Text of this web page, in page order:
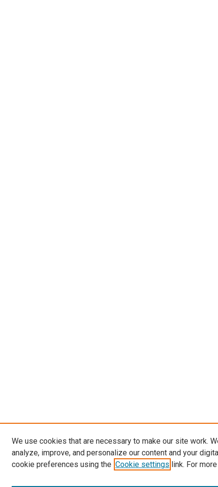
We use cookies that are necessary to make our site work.
analyze, improve, and personalize our content and your
cookie preferences using the Cookie settings link. For